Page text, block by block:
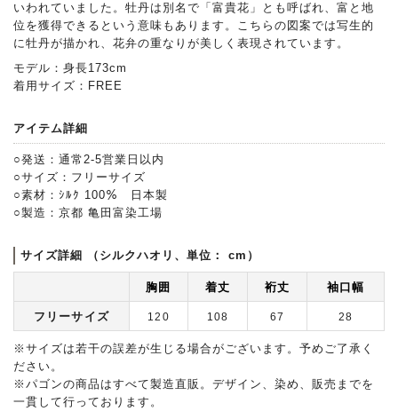
いわれていました。牡丹は別名で「富貴花」とも呼ばれ、富と地
位を獲得できるという意味もあります。こちらの図案では写生的
に牡丹が描かれ、花弁の重なりが美しく表現されています。
モデル：身長173cm
着用サイズ：FREE
アイテム詳細
○発送：通常2-5営業日以内
○サイズ：フリーサイズ
○素材：ｼﾙｸ 100％ 日本製
○製造：京都 亀田富染工場
サイズ詳細 （シルクハオリ、単位： cm）
胸囲 着丈 裄丈 袖口幅
フリーサイズ 120 108 67 28
※サイズは若干の誤差が生じる場合がございます。予めご了承く
ださい。
※パゴンの商品はすべて製造直販。デザイン、染め、販売までを
一貫して行っております。